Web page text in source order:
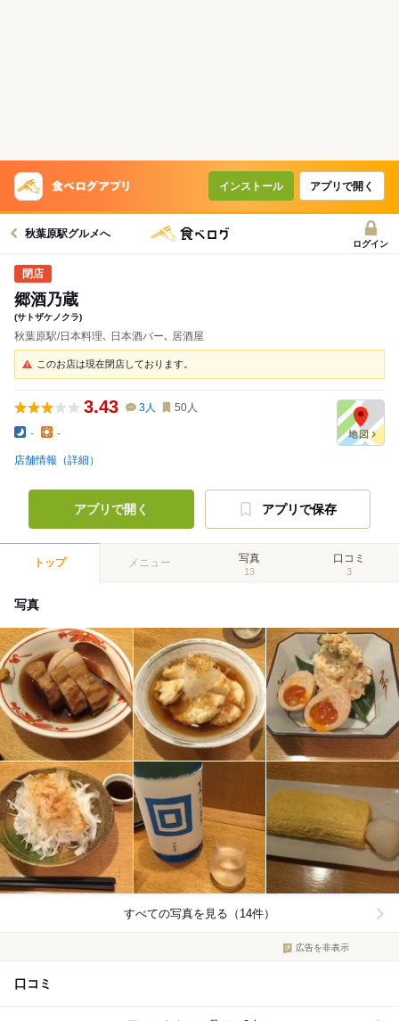
インストール アプリで開く
秋葉原駅グルメへ
ログイン
郷酒乃蔵
(サトザケノクラ)
秋葉原駅/日本料理､ 日本酒バー､ 居酒屋
このお店は現在閉店しております。
3.43 3人 50人
- -
店舗情報（詳細）
アプリで開く アプリで保存
トップ メニュー 写真
13
口コミ
3
写真
すべての写真を見る（14件）
広告を非表示
口コミ